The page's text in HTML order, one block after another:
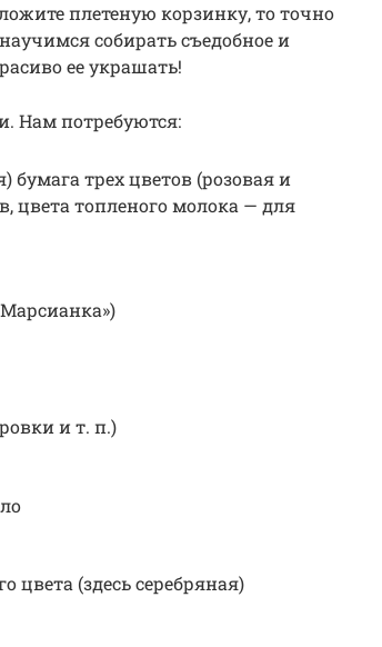
плетеную корзинку, то точно
собирать съедобное и
ее украшать!
Нам потребуются:
трех цветов (розовая и
цвета топленого молока — для
и т. п.)
цвета (здесь серебряная)